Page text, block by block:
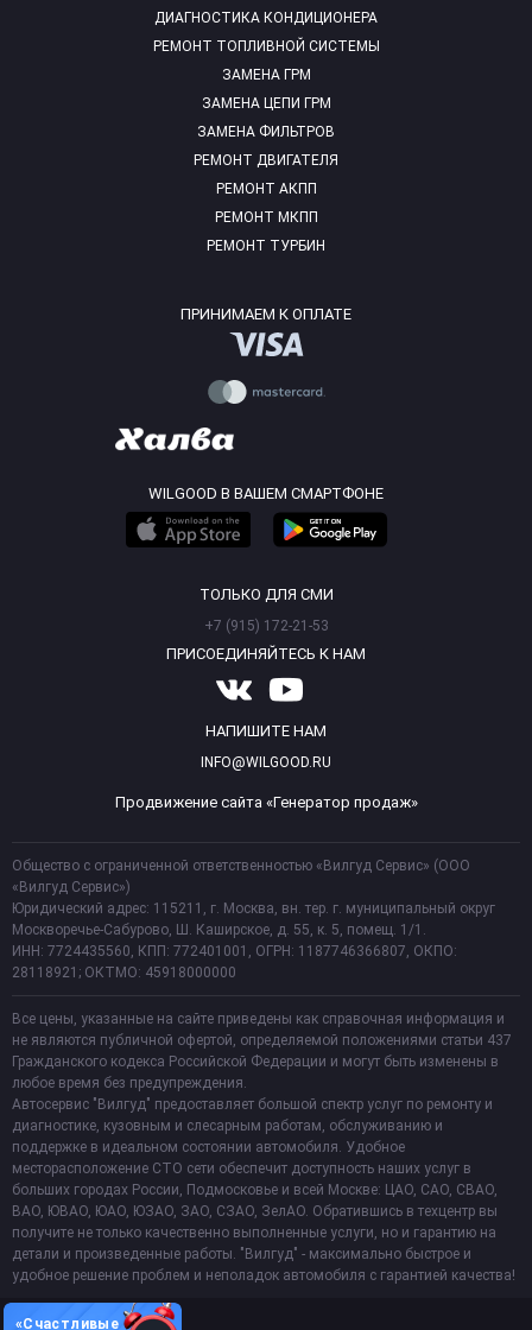
ДИАГНОСТИКА КОНДИЦИОНЕРА
РЕМОНТ ТОПЛИВНОЙ СИСТЕМЫ
ЗАМЕНА ГРМ
ЗАМЕНА ЦЕПИ ГРМ
ЗАМЕНА ФИЛЬТРОВ
РЕМОНТ ДВИГАТЕЛЯ
РЕМОНТ АКПП
РЕМОНТ МКПП
РЕМОНТ ТУРБИН
ПРИНИМАЕМ К ОПЛАТЕ
WILGOOD В ВАШЕМ СМАРТФОНЕ
ТОЛЬКО ДЛЯ СМИ
+7 (915) 172-21-53
ПРИСОЕДИНЯЙТЕСЬ К НАМ
НАПИШИТЕ НАМ
INFO@WILGOOD.RU
Продвижение сайта «Генератор продаж»
Общество с ограниченной ответственностью «Вилгуд Сервис» (ООО
«Вилгуд Сервис»)
Юридический адрес: 115211, г. Москва, вн. тер. г. муниципальный округ
Москворечье-Сабурово, Ш. Каширское, д. 55, к. 5, помещ. 1/1.
ИНН: 7724435560, КПП: 772401001, ОГРН: 1187746366807, ОКПО:
28118921; ОКТМО: 45918000000
Все цены, указанные на сайте приведены как справочная информация и
не являются публичной офертой, определяемой положениями статьи 437
Гражданского кодекса Российской Федерации и могут быть изменены в
любое время без предупреждения.
Автосервис "Вилгуд" предоставляет большой спектр услуг по ремонту и
диагностике, кузовным и слесарным работам, обслуживанию и
поддержке в идеальном состоянии автомобиля. Удобное
месторасположение СТО сети обеспечит доступность наших услуг в
больших городах России, Подмосковье и всей Москве: ЦАО, САО, СВАО,
ВАО, ЮВАО, ЮАО, ЮЗАО, ЗАО, СЗАО, ЗелАО. Обратившись в техцентр вы
получите не только качественно выполненные услуги, но и гарантию на
детали и произведенные работы. "Вилгуд" - максимально быстрое и
удобное решение проблем и неполадок автомобиля с гарантией качества!
«Счастливые